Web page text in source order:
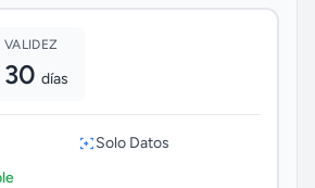
VALIDEZ
30 días
Solo Datos